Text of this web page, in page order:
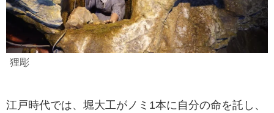
狸彫
江戸時代では、堀大工がノミ1本に自分の命を託し、